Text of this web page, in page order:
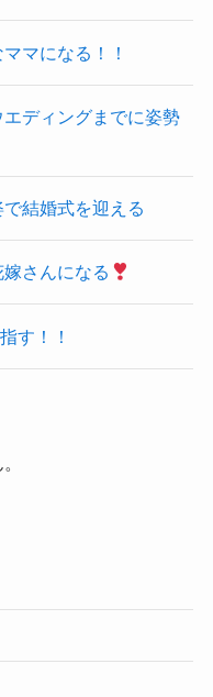
マになる！！
エディングまでに姿勢
結婚式を迎える
さんになる
す！！